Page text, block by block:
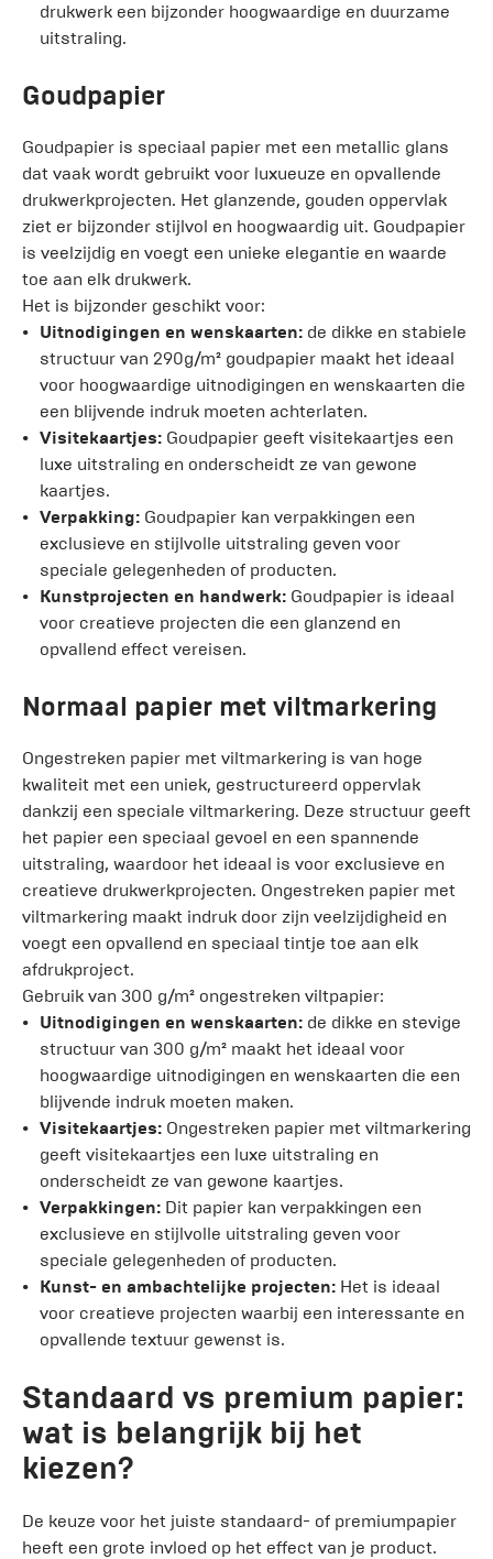
drukwerk een bijzonder hoogwaardige en duurzame
uitstraling.
Goudpapier
Goudpapier is speciaal papier met een metallic glans
dat vaak wordt gebruikt voor luxueuze en opvallende
drukwerkprojecten. Het glanzende, gouden oppervlak
ziet er bijzonder stijlvol en hoogwaardig uit. Goudpapier
is veelzijdig en voegt een unieke elegantie en waarde
toe aan elk drukwerk.
Het is bijzonder geschikt voor:
Uitnodigingen en wenskaarten: de dikke en stabiele
structuur van 290g/m² goudpapier maakt het ideaal
voor hoogwaardige uitnodigingen en wenskaarten die
een blijvende indruk moeten achterlaten.
Visitekaartjes: Goudpapier geeft visitekaartjes een
luxe uitstraling en onderscheidt ze van gewone
kaartjes.
Verpakking: Goudpapier kan verpakkingen een
exclusieve en stijlvolle uitstraling geven voor
speciale gelegenheden of producten.
Kunstprojecten en handwerk: Goudpapier is ideaal
voor creatieve projecten die een glanzend en
opvallend effect vereisen.
Normaal papier met viltmarkering
Ongestreken papier met viltmarkering is van hoge
kwaliteit met een uniek, gestructureerd oppervlak
dankzij een speciale viltmarkering. Deze structuur geeft
het papier een speciaal gevoel en een spannende
uitstraling, waardoor het ideaal is voor exclusieve en
creatieve drukwerkprojecten. Ongestreken papier met
viltmarkering maakt indruk door zijn veelzijdigheid en
voegt een opvallend en speciaal tintje toe aan elk
afdrukproject.
Gebruik van 300 g/m² ongestreken viltpapier:
Uitnodigingen en wenskaarten: de dikke en stevige
structuur van 300 g/m² maakt het ideaal voor
hoogwaardige uitnodigingen en wenskaarten die een
blijvende indruk moeten maken.
Visitekaartjes: Ongestreken papier met viltmarkering
geeft visitekaartjes een luxe uitstraling en
onderscheidt ze van gewone kaartjes.
Verpakkingen: Dit papier kan verpakkingen een
exclusieve en stijlvolle uitstraling geven voor
speciale gelegenheden of producten.
Kunst- en ambachtelijke projecten: Het is ideaal
voor creatieve projecten waarbij een interessante en
opvallende textuur gewenst is.
Standaard vs premium papier:
wat is belangrijk bij het
kiezen?
De keuze voor het juiste standaard- of premiumpapier
heeft een grote invloed op het effect van je product.